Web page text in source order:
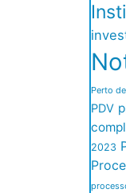
Perto
PDV
2023